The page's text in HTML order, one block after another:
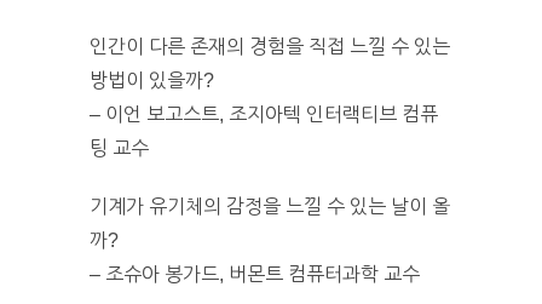
인간이 다른 존재의 경험을 직접 느낄 수 있는
방법이 있을까?
– 이언 보고스트, 조지아텍 인터랙티브 컴퓨
팅 교수
기계가 유기체의 감정을 느낄 수 있는 날이 올
까?
– 조슈아 봉가드, 버몬트 컴퓨터과학 교수